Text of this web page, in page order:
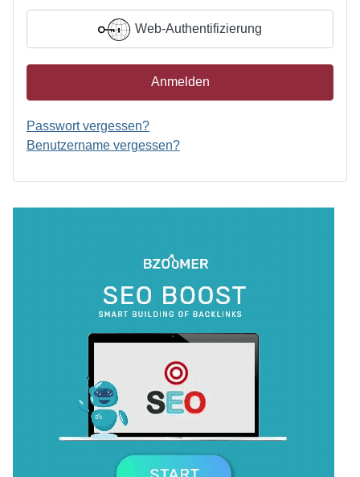
Web-Authentifizierung
Anmelden
Passwort vergessen?
Benutzername vergessen?